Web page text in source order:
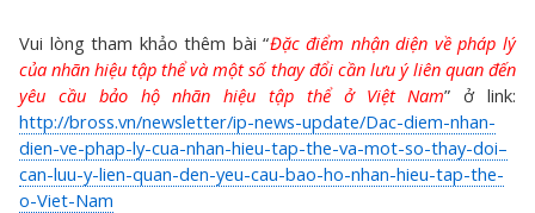
Vui lòng tham khảo thêm bài “Đặc điểm nhận diện về pháp lý
của nhãn hiệu tập thể và một số thay đổi cần lưu ý liên quan đến
yêu cầu bảo hộ nhãn hiệu tập thể ở Việt Nam” ở link:
http://bross.vn/newsletter/ip-news-update/Dac-diem-nhan-
dien-ve-phap-ly-cua-nhan-hieu-tap-the-va-mot-so-thay-doi–
can-luu-y-lien-quan-den-yeu-cau-bao-ho-nhan-hieu-tap-the-
o-Viet-Nam